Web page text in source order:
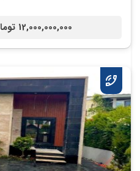
12,000,000,000 تومان /